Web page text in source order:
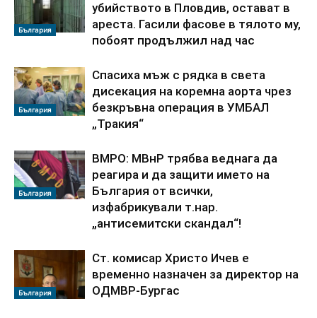
България
убийството в Пловдив, остават в
ареста. Гасили фасове в тялото му,
побоят продължил над час
България
Спасиха мъж с рядка в света
дисекация на коремна аорта чрез
безкръвна операция в УМБАЛ
„Тракия“
България
ВМРО: МВнР трябва веднага да
реагира и да защити името на
България от всички,
изфабрикували т.нар.
„антисемитски скандал“!
България
Ст. комисар Христо Ичев е
временно назначен за директор на
ОДМВР-Бургас